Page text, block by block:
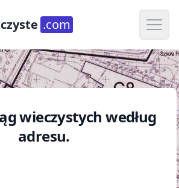
.com Open
wieczystych według
adresu.